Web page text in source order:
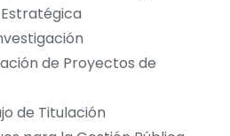
de Proyectos de
de Titulación